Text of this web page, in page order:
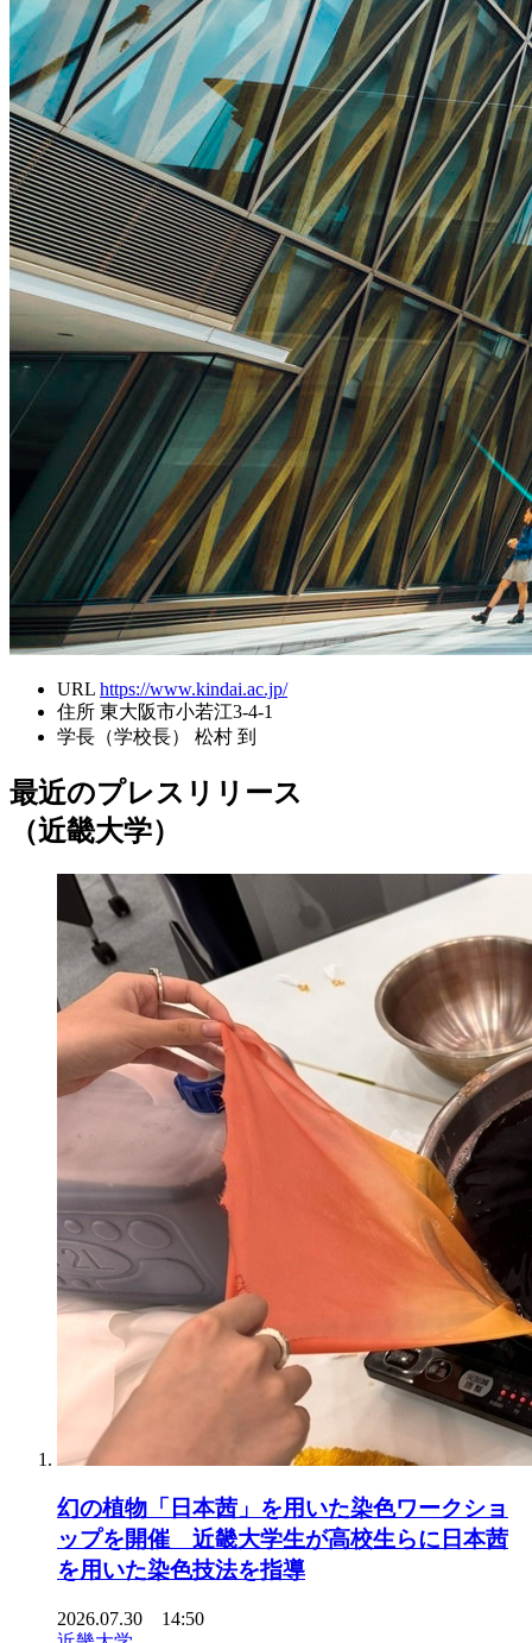
URL https://www.kindai.ac.jp/
住所 東大阪市小若江3-4-1
学長（学校長）
松村 到
最近のプレスリリース
（近畿大学）
幻の植物「日本茜」を用いた染色ワークショ
ップを開催 近畿大学生が高校生らに日本茜
を用いた染色技法を指導
2026.07.30 14:50